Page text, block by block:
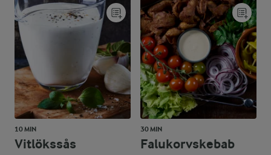
10 MIN
Vitlökssås
30 MIN
Falukorvskebab